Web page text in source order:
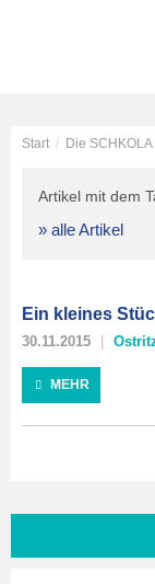
Start / Die SCHKOLA
Artikel mit dem
» alle Artikel
Ein kleines
30.11.2015
MEHR